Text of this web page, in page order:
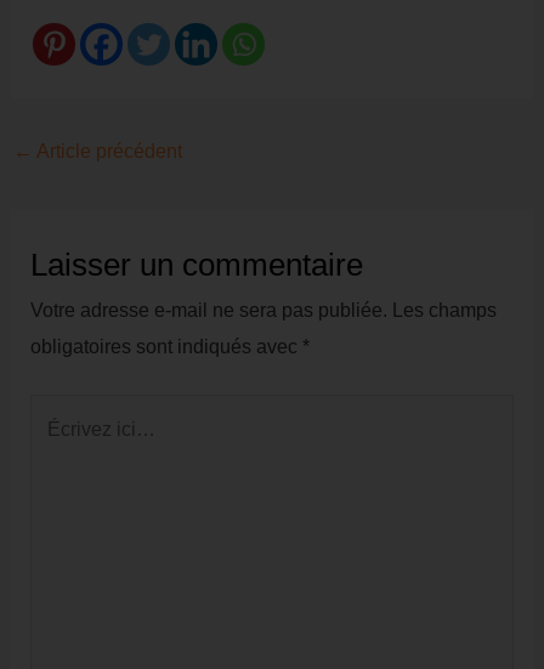
Navigation
← Article précédent
Laisser un commentaire
Votre adresse e-mail ne sera pas publiée. Les champs
obligatoires sont indiqués avec *